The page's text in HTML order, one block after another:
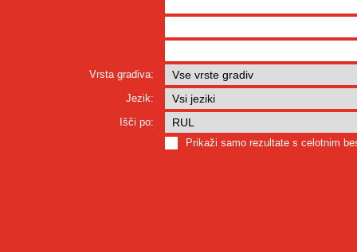
Vrsta gradiva:
Jezik:
Išči po:
Prikaži samo rezultate s celotnim